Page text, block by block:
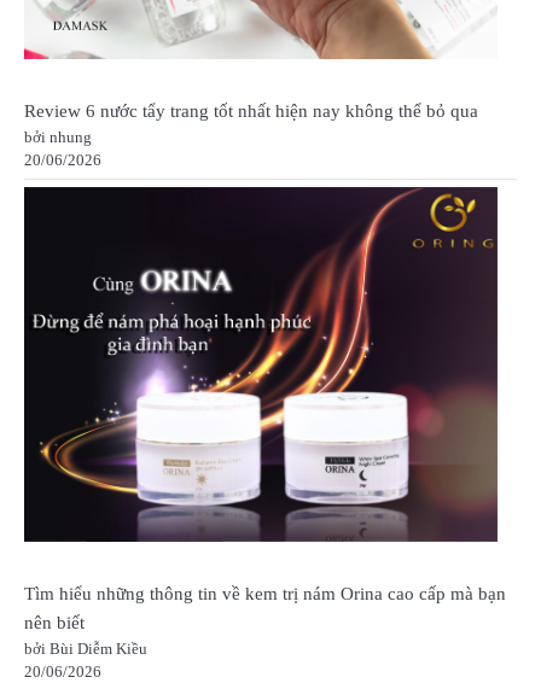
Review 6 nước tẩy trang tốt nhất hiện nay không thể bỏ qua
bởi nhung
20/06/2026
Tìm hiểu những thông tin về kem trị nám Orina cao cấp mà bạn
nên biết
bởi Bùi Diễm Kiều
20/06/2026